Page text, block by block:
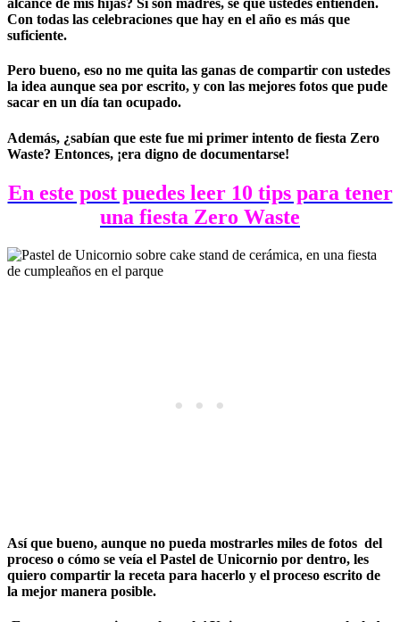
alcance de mis hijas? Si son madres, sé que ustedes entienden.
Con todas las celebraciones que hay en el año es más que
suficiente.
Pero bueno, eso no me quita las ganas de compartir con ustedes
la idea aunque sea por escrito, y con las mejores fotos que pude
sacar en un día tan ocupado.
Además, ¿sabían que este fue mi primer intento de fiesta Zero
Waste? Entonces, ¡era digno de documentarse!
En este post puedes leer 10 tips para tener
una fiesta Zero Waste
Así que bueno, aunque no pueda mostrarles miles de fotos del
proceso o cómo se veía el Pastel de Unicornio por dentro, les
quiero compartir la receta para hacerlo y el proceso escrito de
la mejor manera posible.